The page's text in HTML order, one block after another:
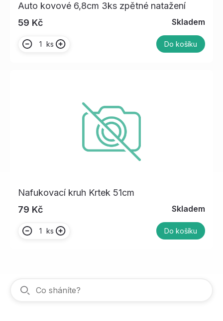
Auto kovové 6,8cm 3ks zpětné natažení
59 Kč
Skladem
ks Do košíku
Nafukovací kruh Krtek 51cm
79 Kč
Skladem
ks Do košíku